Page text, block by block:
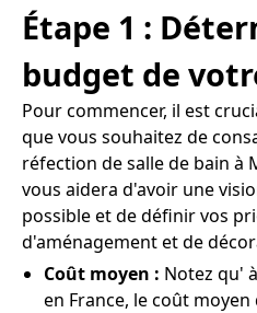
Étape 1 :
budget de
Pour commencer, il est
que vous souhaitez de
réfection de salle de bain à
vous aidera d'avoir une
possible et de définir vos
d'aménagement et de
Coût moyen : Notez qu'
en France, le coût